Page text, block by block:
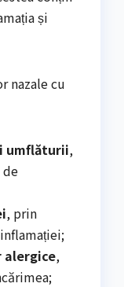
și
nazale cu
umflăturii,
, prin
alergice,